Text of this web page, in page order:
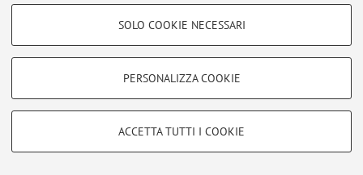
COOKIE DI PROFILAZIONE - FACOLTATIVI
COOKIE TECNICI - NECESSARI
Si tratta di cookie tecnici utilizzati, a titolo esemplificativo, per il corretto
SOLO COOKIE NECESSARI
PERSONALIZZA COOKIE
ACCETTA TUTTI I COOKIE
Accedi tramiteloginper gestire tutti i contenuti del sito.
© 2026 - ALMA MATER STUDIORUM - Università di Bologna - Via
|Note legali|Impostazioni Cookie